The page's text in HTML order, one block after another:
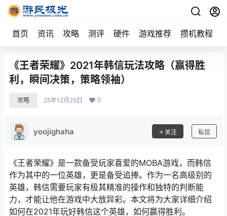
首页 资讯 攻略 测评 硬件 游戏推荐 攒机教程
《王者荣耀》2021年韩信玩法攻略（赢得胜
利，瞬间决策，策略领袖）
攻略 25年12月25日 0
yoojighaha 关注 私信
《王者荣耀》是一款备受玩家喜爱的MOBA游戏，而韩信
作为其中的一位英雄，更是备受追捧。作为一名高级别的
英雄，韩信需要玩家有极其精准的操作和独特的判断能
力，才能让他在游戏中大放异彩。本文将为大家详细介绍
如何在2021年玩好韩信这个英雄，如何赢得胜利。